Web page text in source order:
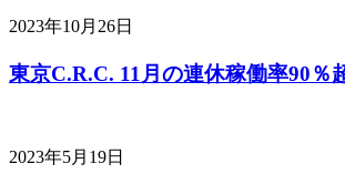
2023年10月26日
東京C.R.C. 11月の連休稼働率90
2023年5月19日